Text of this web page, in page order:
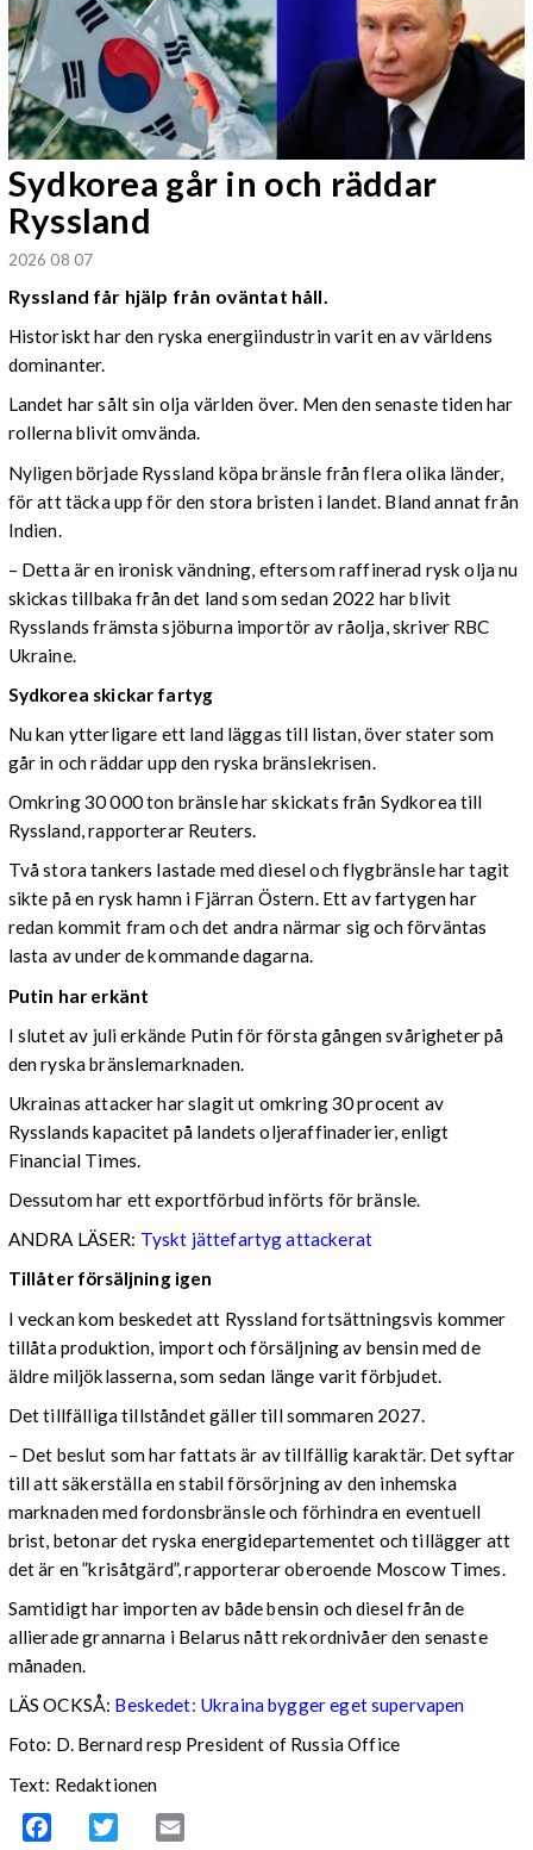
Sydkorea går in och räddar
Ryssland
2026 08 07
Ryssland får hjälp från oväntat håll.
Historiskt har den ryska energiindustrin varit en av världens
dominanter.
Landet har sålt sin olja världen över. Men den senaste tiden har
rollerna blivit omvända.
Nyligen började Ryssland köpa bränsle från flera olika länder,
för att täcka upp för den stora bristen i landet. Bland annat från
Indien.
– Detta är en ironisk vändning, eftersom raffinerad rysk olja nu
skickas tillbaka från det land som sedan 2022 har blivit
Rysslands främsta sjöburna importör av råolja, skriver RBC
Ukraine.
Sydkorea skickar fartyg
Nu kan ytterligare ett land läggas till listan, över stater som
går in och räddar upp den ryska bränslekrisen.
Omkring 30 000 ton bränsle har skickats från Sydkorea till
Ryssland, rapporterar Reuters.
Två stora tankers lastade med diesel och flygbränsle har tagit
sikte på en rysk hamn i Fjärran Östern. Ett av fartygen har
redan kommit fram och det andra närmar sig och förväntas
lasta av under de kommande dagarna.
Putin har erkänt
I slutet av juli erkände Putin för första gången svårigheter på
den ryska bränslemarknaden.
Ukrainas attacker har slagit ut omkring 30 procent av
Rysslands kapacitet på landets oljeraffinaderier, enligt
Financial Times.
Dessutom har ett exportförbud införts för bränsle.
ANDRA LÄSER: Tyskt jättefartyg attackerat
Tillåter försäljning igen
I veckan kom beskedet att Ryssland fortsättningsvis kommer
tillåta produktion, import och försäljning av bensin med de
äldre miljöklasserna, som sedan länge varit förbjudet.
Det tillfälliga tillståndet gäller till sommaren 2027.
– Det beslut som har fattats är av tillfällig karaktär. Det syftar
till att säkerställa en stabil försörjning av den inhemska
marknaden med fordonsbränsle och förhindra en eventuell
brist, betonar det ryska energidepartementet och tillägger att
det är en ”krisåtgärd”, rapporterar oberoende Moscow Times.
Samtidigt har importen av både bensin och diesel från de
allierade grannarna i Belarus nått rekordnivåer den senaste
månaden.
LÄS OCKSÅ: Beskedet: Ukraina bygger eget supervapen
Foto: D. Bernard resp President of Russia Office
Text: Redaktionen
Facebook Twitter